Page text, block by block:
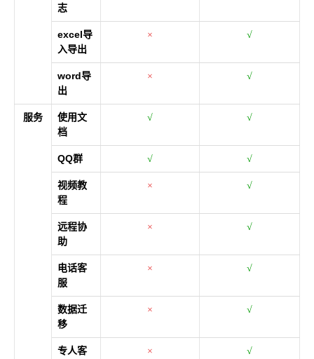
志
excel导
入导出
× √
word导
出
× √
服务
使用文
档
√ √
QQ群 √ √
视频教
程
× √
远程协
助
× √
电话客
服
× √
数据迁
移
× √
专人客
× √